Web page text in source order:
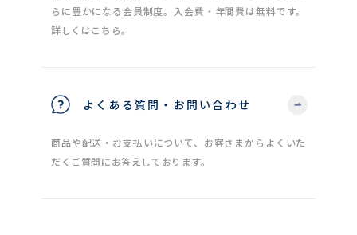
らに豊かになる会員制度。入会費・年間費は無料です。
詳しくはこちら。
よくある質問・お問い合わせ
商品や配送・お支払いについて、お客さまからよくいた
だくご質問にお答えしております。